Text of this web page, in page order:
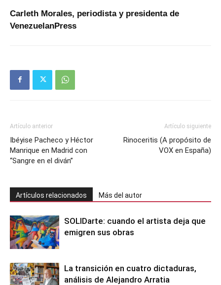
Carleth Morales, periodista y presidenta de
VenezuelanPress
Artículo anterior
Ibéyise Pacheco y Héctor
Manrique en Madrid con
“Sangre en el diván”
Artículo siguiente
Rinoceritis (A propósito de
VOX en España)
Artículos relacionados Más del autor
SOLIDarte: cuando el artista deja que
emigren sus obras
La transición en cuatro dictaduras,
análisis de Alejandro Arratia